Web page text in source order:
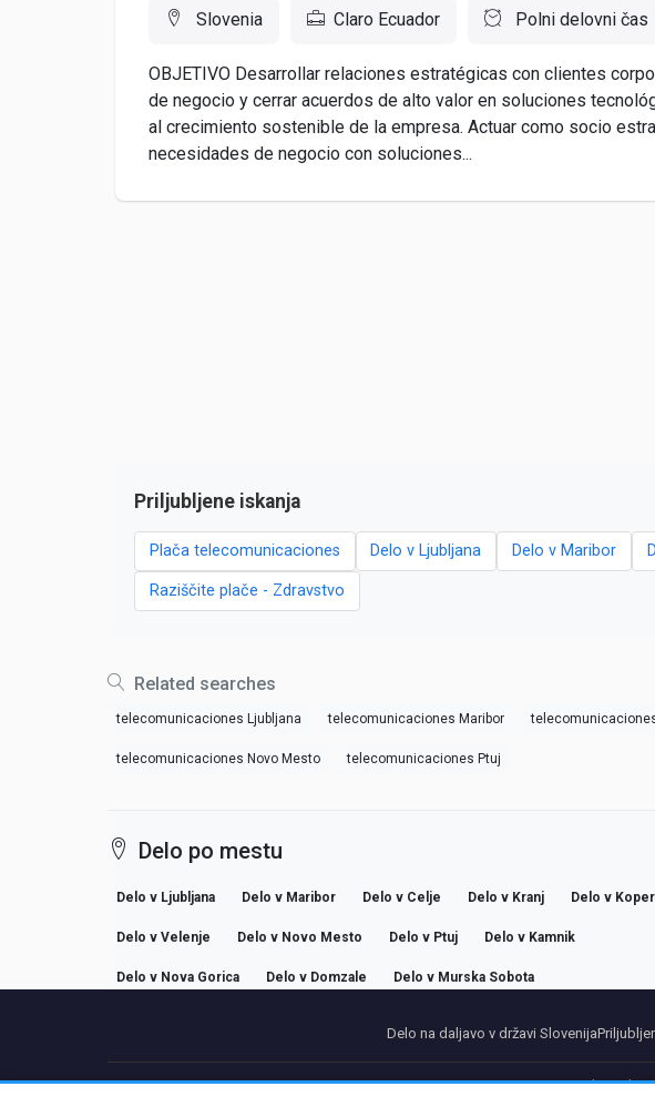
Slovenia Claro Ecuador Polni delovni čas
OBJETIVO Desarrollar relaciones estratégicas con clientes
de negocio y cerrar acuerdos de alto valor en soluciones
al crecimiento sostenible de la empresa. Actuar como socio
necesidades de negocio con soluciones...
Priljubljene iskanja
Plača telecomunicaciones Delo v Ljubljana Delo v Maribor
Raziščite plače - Zdravstvo
Related searches
telecomunicaciones Ljubljana telecomunicaciones Maribor
telecomunicaciones Novo Mesto telecomunicaciones Ptuj
Delo po mestu
Delo v Ljubljana Delo v Maribor Delo v Celje Delo v Kranj Delo v Koper
Delo v Velenje Delo v Novo Mesto Delo v Ptuj Delo v Kamnik
Delo v Nova Gorica Delo v Domzale Delo v Murska Sobota
Delo na daljavo v državi Slovenija
PartnersPravno obvestilo